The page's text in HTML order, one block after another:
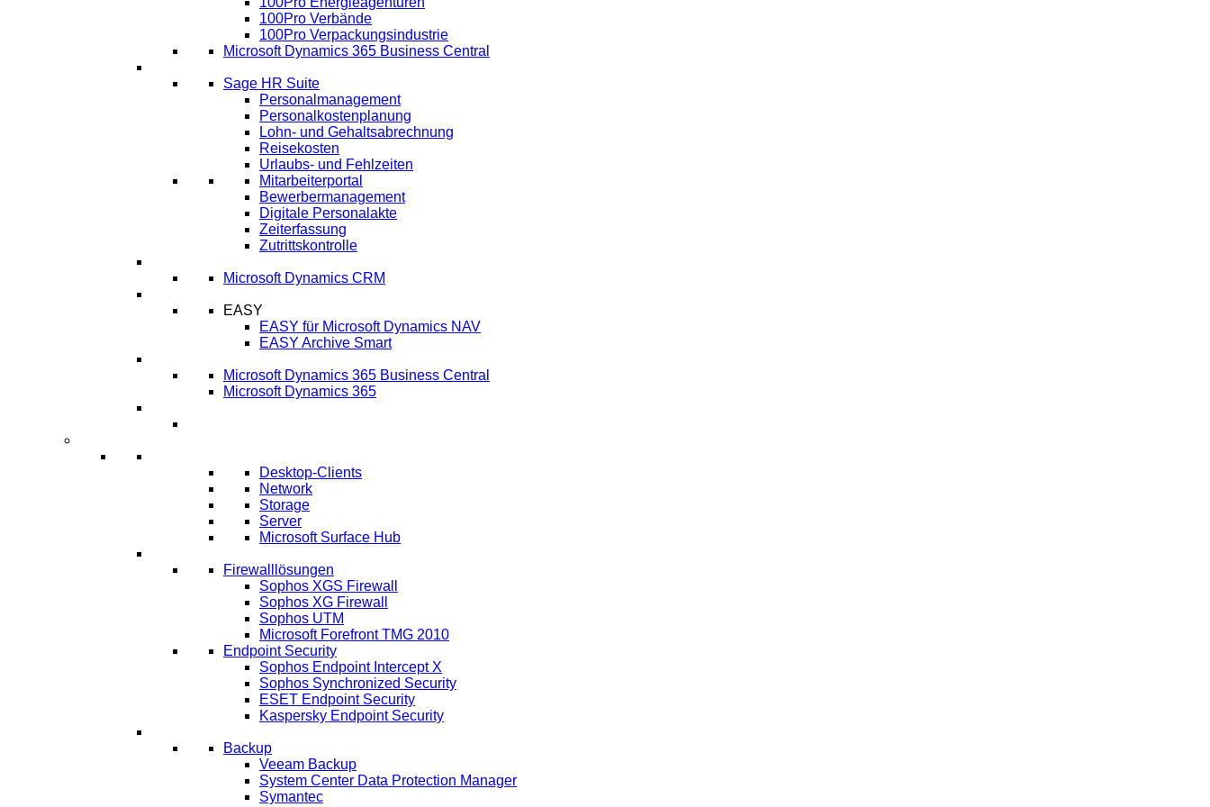
100Pro Verbände
100Pro Verpackungsindustrie
Microsoft Dynamics 365 Business Central
Sage HR Suite
Personalmanagement
Personalkostenplanung
Lohn- und Gehaltsabrechnung
Reisekosten
Urlaubs- und Fehlzeiten
Mitarbeiterportal
Bewerbermanagement
Digitale Personalakte
Zeiterfassung
Zutrittskontrolle
Microsoft Dynamics CRM
EASY
EASY für Microsoft Dynamics NAV
EASY Archive Smart
Microsoft Dynamics 365 Business Central
Microsoft Dynamics 365
Desktop-Clients
Network
Storage
Server
Microsoft Surface Hub
Firewalllösungen
Sophos XGS Firewall
Sophos XG Firewall
Sophos UTM
Microsoft Forefront TMG 2010
Endpoint Security
Sophos Endpoint Intercept X
Sophos Synchronized Security
ESET Endpoint Security
Kaspersky Endpoint Security
Backup
Veeam Backup
System Center Data Protection Manager
Symantec